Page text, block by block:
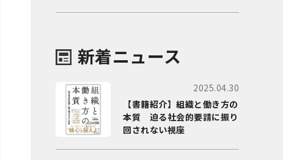
新着ニュース
2025.04.30
【書籍紹介】組織と働き方の
本質 迫る社会的要請に振り
回されない視座